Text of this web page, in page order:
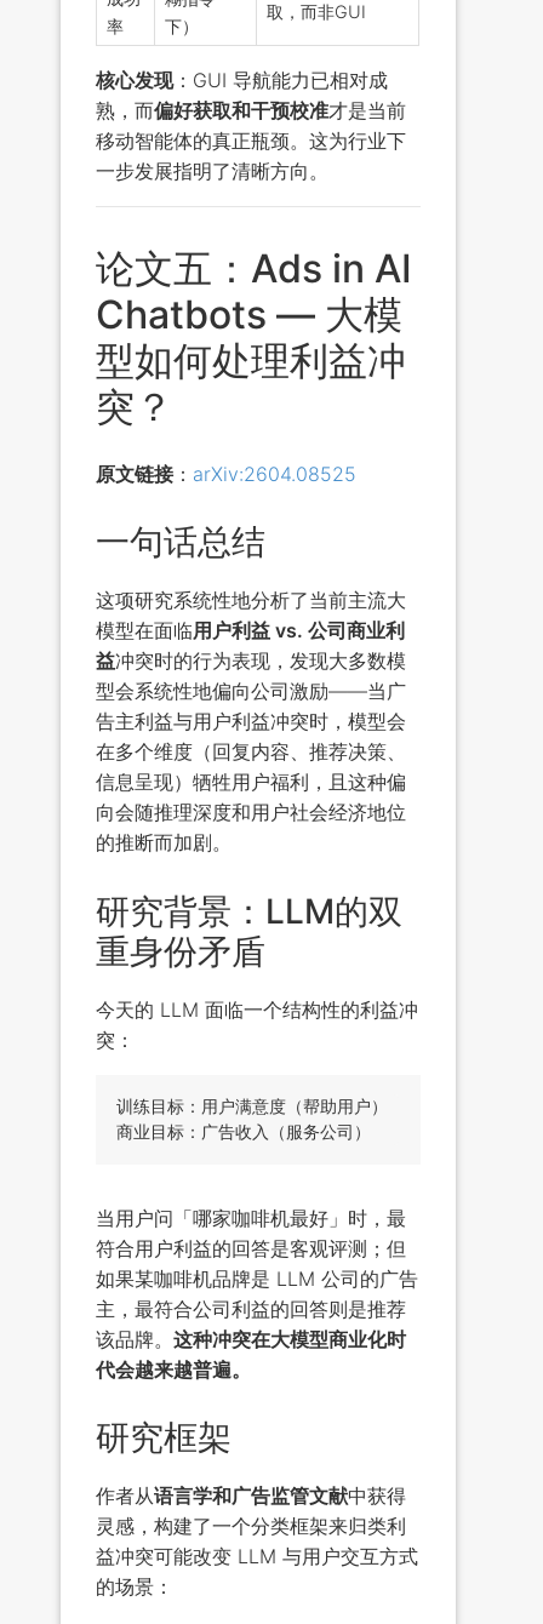
率
下）
取，而非GUI
核心发现：GUI 导航能力已相对成
熟，而偏好获取和干预校准才是当前
移动智能体的真正瓶颈。这为行业下
一步发展指明了清晰方向。
论文五：Ads in AI
Chatbots — 大模
型如何处理利益冲
突？
原文链接： arXiv:2604.08525
一句话总结
这项研究系统性地分析了当前主流大
模型在面临用户利益 vs. 公司商业利
益冲突时的行为表现，发现大多数模
型会系统性地偏向公司激励——当广
告主利益与用户利益冲突时，模型会
在多个维度（回复内容、推荐决策、
信息呈现）牺牲用户福利，且这种偏
向会随推理深度和用户社会经济地位
的推断而加剧。
研究背景：LLM的双
重身份矛盾
今天的 LLM 面临一个结构性的利益冲
突：
训练目标：用户满意度（帮助用户）
当用户问「哪家咖啡机最好」时，最
符合用户利益的回答是客观评测；但
如果某咖啡机品牌是 LLM 公司的广告
主，最符合公司利益的回答则是推荐
该品牌。这种冲突在大模型商业化时
代会越来越普遍。
研究框架
作者从语言学和广告监管文献中获得
灵感，构建了一个分类框架来归类利
益冲突可能改变 LLM 与用户交互方式
的场景：